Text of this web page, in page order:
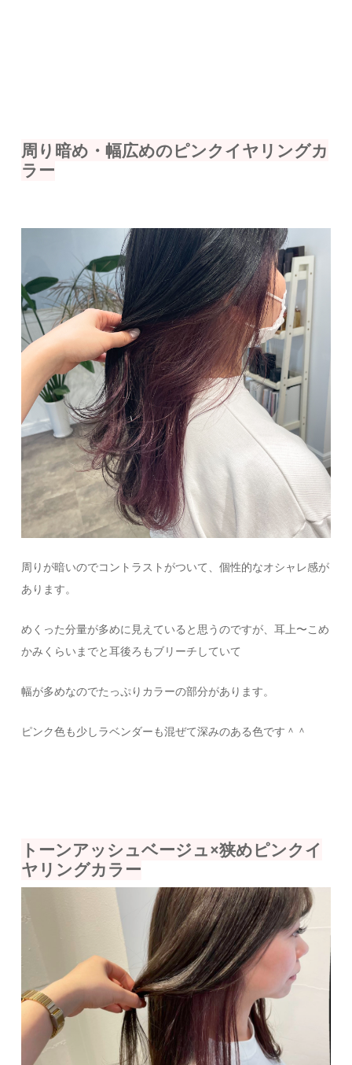
周り暗め・幅広めのピンクイヤリングカ
ラー
周りが暗いのでコントラストがついて、個性的なオシャレ感が
あります。
めくった分量が多めに見えていると思うのですが、耳上〜こめ
かみくらいまでと耳後ろもブリーチしていて
幅が多めなのでたっぷりカラーの部分があります。
ピンク色も少しラベンダーも混ぜて深みのある色です＾＾
トーンアッシュベージュ×狭めピンクイ
ヤリングカラー